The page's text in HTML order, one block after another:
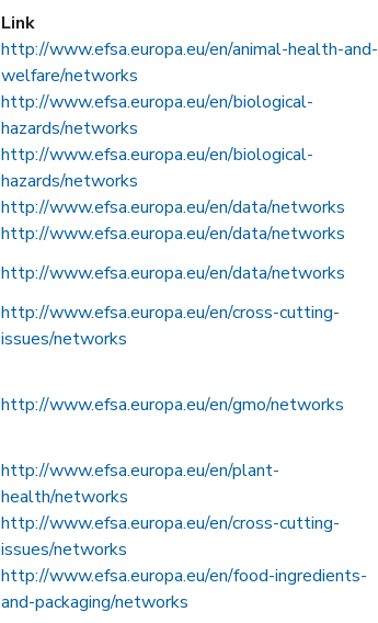
Link
http://www.efsa.europa.eu/en/animal-health-and-
welfare/networks
http://www.efsa.europa.eu/en/biological-
hazards/networks
http://www.efsa.europa.eu/en/biological-
hazards/networks
http://www.efsa.europa.eu/en/data/networks
http://www.efsa.europa.eu/en/data/networks
http://www.efsa.europa.eu/en/data/networks
http://www.efsa.europa.eu/en/cross-cutting-
issues/networks
http://www.efsa.europa.eu/en/gmo/networks
http://www.efsa.europa.eu/en/plant-
health/networks
http://www.efsa.europa.eu/en/cross-cutting-
issues/networks
http://www.efsa.europa.eu/en/food-ingredients-
and-packaging/networks